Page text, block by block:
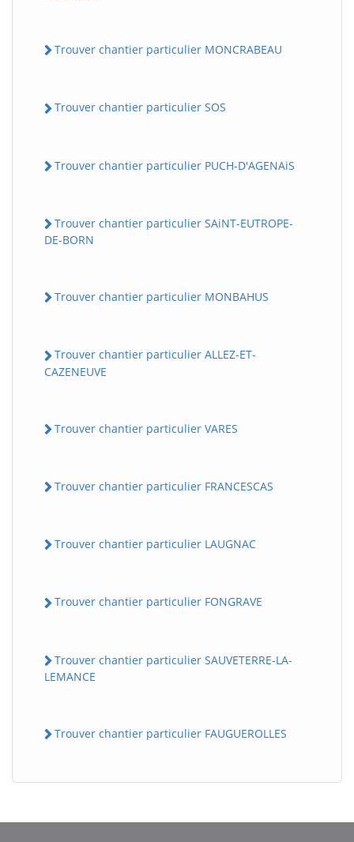
Trouver chantier particulier MONCRABEAU
Trouver chantier particulier SOS
Trouver chantier particulier PUCH-D'AGENAiS
Trouver chantier particulier SAiNT-EUTROPE-
DE-BORN
Trouver chantier particulier MONBAHUS
Trouver chantier particulier ALLEZ-ET-
CAZENEUVE
Trouver chantier particulier VARES
Trouver chantier particulier FRANCESCAS
Trouver chantier particulier LAUGNAC
Trouver chantier particulier FONGRAVE
Trouver chantier particulier SAUVETERRE-LA-
LEMANCE
Trouver chantier particulier FAUGUEROLLES
BatiWebPro